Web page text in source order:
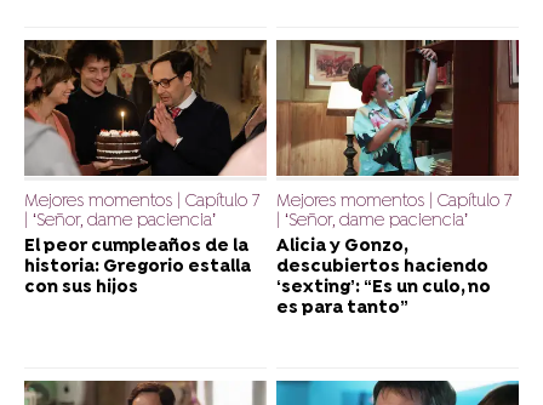
Mejores momentos | Capítulo 7
| ‘Señor, dame paciencia’
El peor cumpleaños de la
historia: Gregorio estalla
con sus hijos
Mejores momentos | Capítulo 7
| ‘Señor, dame paciencia’
Alicia y Gonzo,
descubiertos haciendo
‘sexting’: “Es un culo, no
es para tanto”